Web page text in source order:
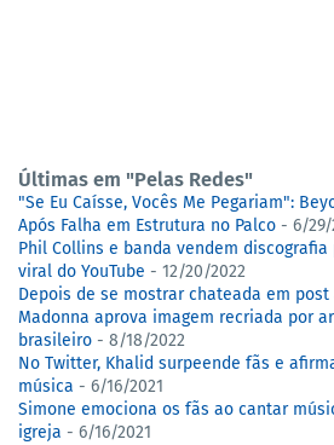
Últimas em "Pelas Redes"
"Se Eu Caísse, Vocês Me Pegariam":
Após Falha em Estrutura no Palco - 6/29/
Phil Collins e banda vendem discografia
viral do YouTube - 12/20/2022
Depois de se mostrar chateada em post
Madonna aprova imagem recriada por
brasileiro - 8/18/2022
No Twitter, Khalid surpeende fãs e
música - 6/16/2021
Simone emociona os fãs ao cantar
igreja - 6/16/2021